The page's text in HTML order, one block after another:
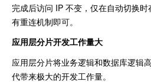
完成后访问 IP 不变，仅在自动切换
有重连机制即可。
应用层分片开发工作量大
应用层分片将业务逻辑和数据库逻辑
代带来极大的开发工作量。